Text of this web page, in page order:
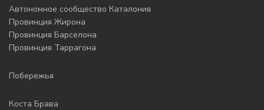
Автономное сообщество Каталония
Провинция Жирона
Провинция Барселона
Провинция Таррагона
Побережья
Коста Брава